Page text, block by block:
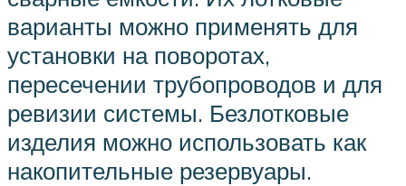
варианты можно применять для
установки на поворотах,
пересечении трубопроводов и для
ревизии системы. Безлотковые
изделия можно использовать как
накопительные резервуары.